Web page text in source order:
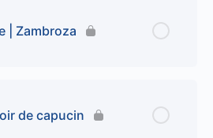
| Zambroza
de capucin